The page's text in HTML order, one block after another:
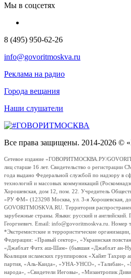
Мы в соцсетях
8 (495) 950-62-26
info@govoritmoskva.ru
Реклама на радио
Города вещания
Наши слушатели
Все права защищены. 2014-2026 ©
Сетевое издание «ГОВОРИТМОСКВА.РУ/
лиц старше 16 лет. Свидетельство о
года выдано Федеральной службой по надзору в
технологий и массовых коммуникаций
Хорошевская, дом 12, пом. 22. Учредитель
«РУ ФМ» (123298 Москва, ул. 3-я Хорошевская,
GOVORITMOSKVA.RU. Территория
зарубежные страны. Языки: русский и английский.
Георгиевич. Email: info@govoritmoskva.ru. Номер
*Экстремистские и террористические
Федерации: «Правый сектор», «Украинская
«Джабхат Фатх аш-Шам» (бывшая «Джабхат ан-
Коалиция исламских группировок «Хайят Тахрир
партия, «Аль-Каида», «УНА-УНСО», «Талибан»,
народа», «Свидетели Иеговы», «Мизантропик